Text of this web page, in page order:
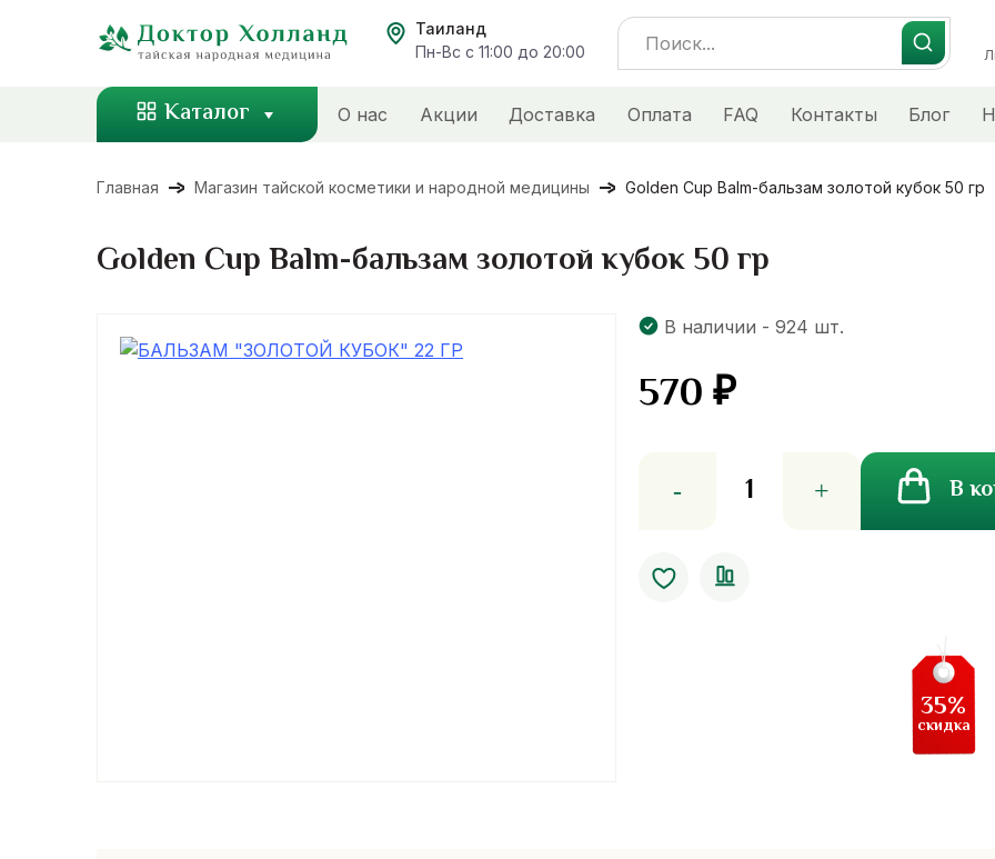
Таиланд
Пн-Вс с 11:00 до 20:00
Search
for:
Каталог О нас Акции Доставка Оплата FAQ Контакты Блог
Главная Магазин тайской косметики и народной медицины Golden Cup Balm-бальзам золотой кубок 50 гр
Golden Cup Balm-бальзам золотой кубок 50 гр
В наличии - 924 шт.
570₽
товара
Balm-
В
35%
скидка